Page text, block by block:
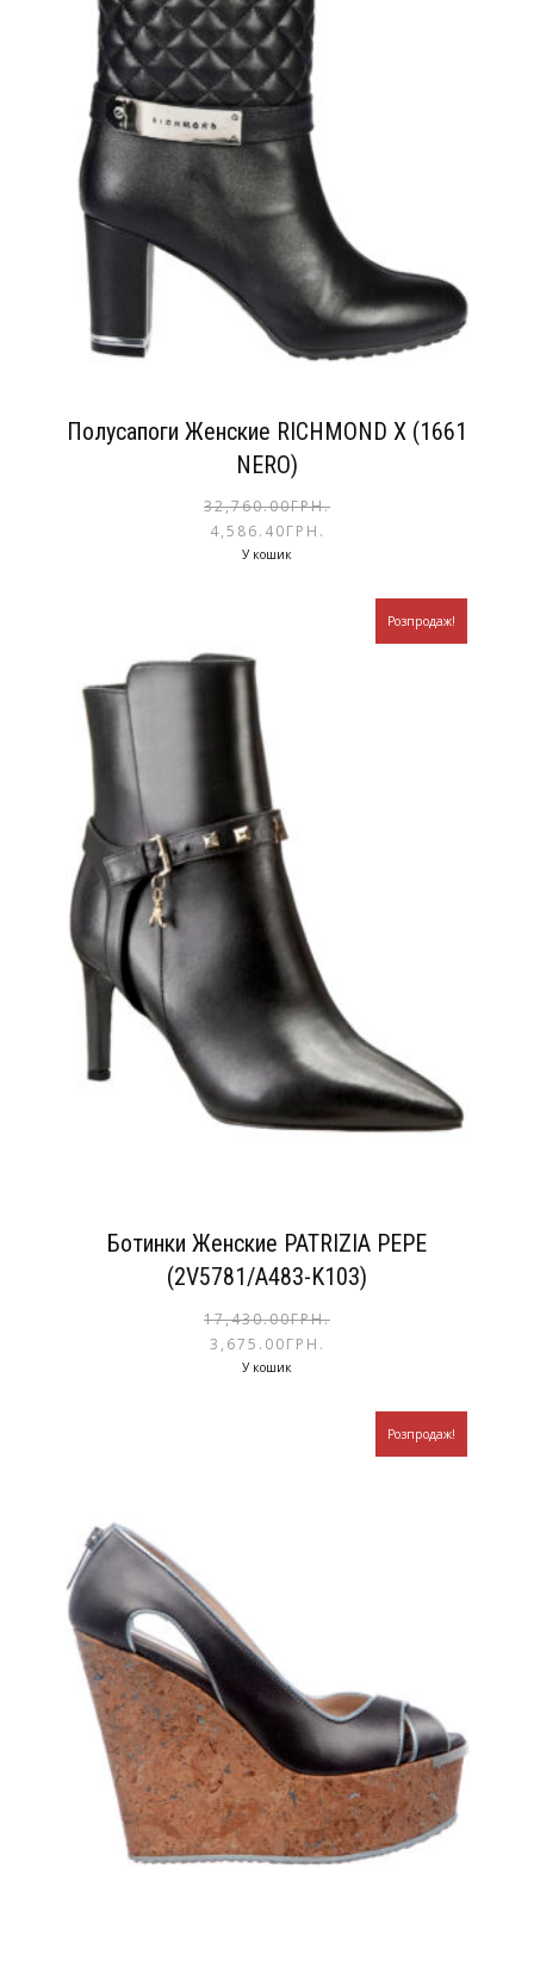
Полусапоги Женские RICHMOND X (1661
NERO)
32,760.00ГРН.
4,586.40ГРН.
У кошик
Ботинки Женские PATRIZIA PEPE
(2V5781/A483-K103)
Розпродаж!
17,430.00ГРН.
3,675.00ГРН.
У кошик
Розпродаж!